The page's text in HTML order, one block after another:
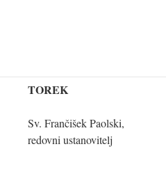
TOREK
Sv. Frančišek Paolski,
redovni ustanovitelj